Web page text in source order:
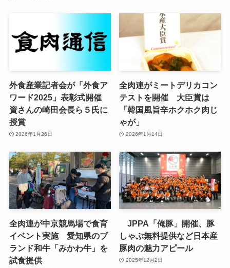
外食産業記者会が「外食ア
ワード2025」表彰式開催
資さんの崎田会長ら５氏に
授賞
2026年1月26日
全肉連がミートデリカコン
テストを開催 大臣賞は
「韓国風旨辛ホクホク肉じ
ゃが」
2026年1月14日
全肉連が中京競馬場で食育
イベント実施 愛知県のブ
ランド和牛「みかわ牛」を
試食提供
JPPA「俺豚」開催、豚
しゃぶ無料提供など日本産
豚肉の魅力アピール
2025年12月2日